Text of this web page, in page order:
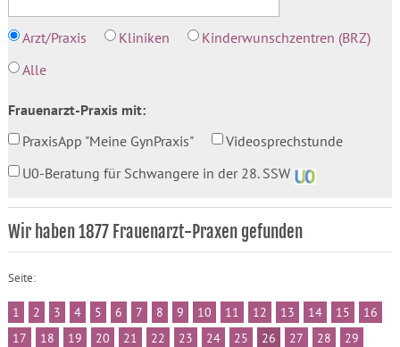
Arzt/Praxis Kliniken
Kinderwunschzentren (BRZ)
Alle
Frauenarzt-Praxis mit:
PraxisApp "Meine GynPraxis"
Videosprechstunde
U0-Beratung für Schwangere in der 28. SSW
Wir haben 1877 Frauenarzt-Praxen gefunden
Seite:
1 2 3 4 5 6 7 8 9 10 11 12 13 14 15
16
17
18 19 20 21 22 23 24 25 26 27 28
29